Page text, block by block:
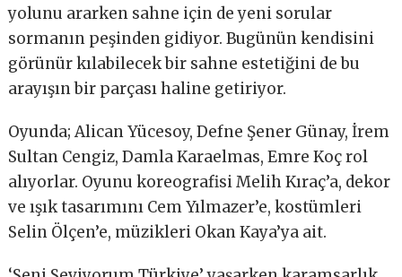
yolunu ararken sahne için de yeni sorular
sormanın peşinden gidiyor. Bugünün kendisini
görünür kılabilecek bir sahne estetiğini de bu
arayışın bir parçası haline getiriyor.
Oyunda; Alican Yücesoy, Defne Şener Günay, İrem
Sultan Cengiz, Damla Karaelmas, Emre Koç rol
alıyorlar. Oyunu koreografisi Melih Kıraç’a, dekor
ve ışık tasarımını Cem Yılmazer’e, kostümleri
Selin Ölçen’e, müzikleri Okan Kaya’ya ait.